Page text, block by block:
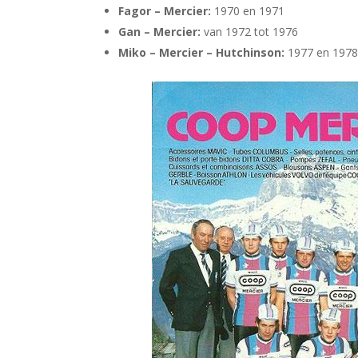
Fagor – Mercier: 1970 en 1971
Gan – Mercier: van 1972 tot 1976
Miko – Mercier – Hutchinson: 1977 en 1978